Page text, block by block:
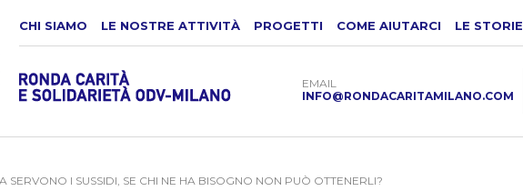
CHI SIAMO LE NOSTRE ATTIVITÀ PROGETTI COME AIUTARCI LE STORIE
EMAIL
INFO@RONDACARITAMILANO.COM
SERVONO I SUSSIDI, SE CHI NE HA BISOGNO NON PUÒ OTTENERLI?